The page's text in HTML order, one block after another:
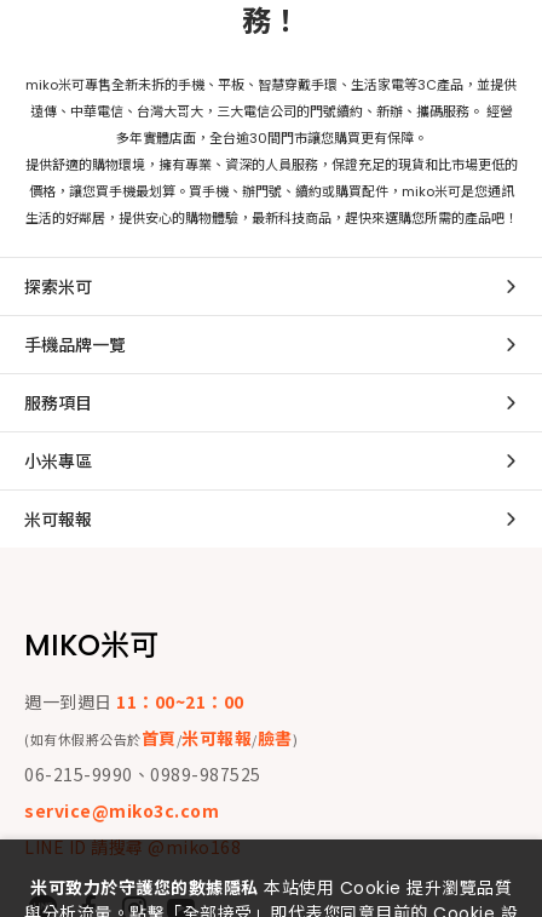
務！
miko米可專售全新未拆的手機、平板、智慧穿戴手環、生活家電等3C產品，並提供
遠傳、中華電信、台灣大哥大，三大電信公司的門號續約、新辦、攜碼服務。 經營
多年實體店面，全台逾30間門市讓您購買更有保障。
提供舒適的購物環境，擁有專業、資深的人員服務，保證充足的現貨和比市場更低的
價格，讓您買手機最划算。買手機、辦門號、續約或購買配件，miko米可是您通訊
生活的好鄰居，提供安心的購物體驗，最新科技商品，趕快來選購您所需的產品吧！
探索米可
手機品牌一覽
服務項目
小米專區
米可報報
MIKO米可
週一到週日 11：00~21：00
(如有休假將公告於首頁/米可報報/臉書)
06-215-9990、0989-987525
service@miko3c.com
LINE ID 請搜尋 @miko168
米可致力於守護您的數據隱私 本站使用 Cookie 提升瀏覽品質